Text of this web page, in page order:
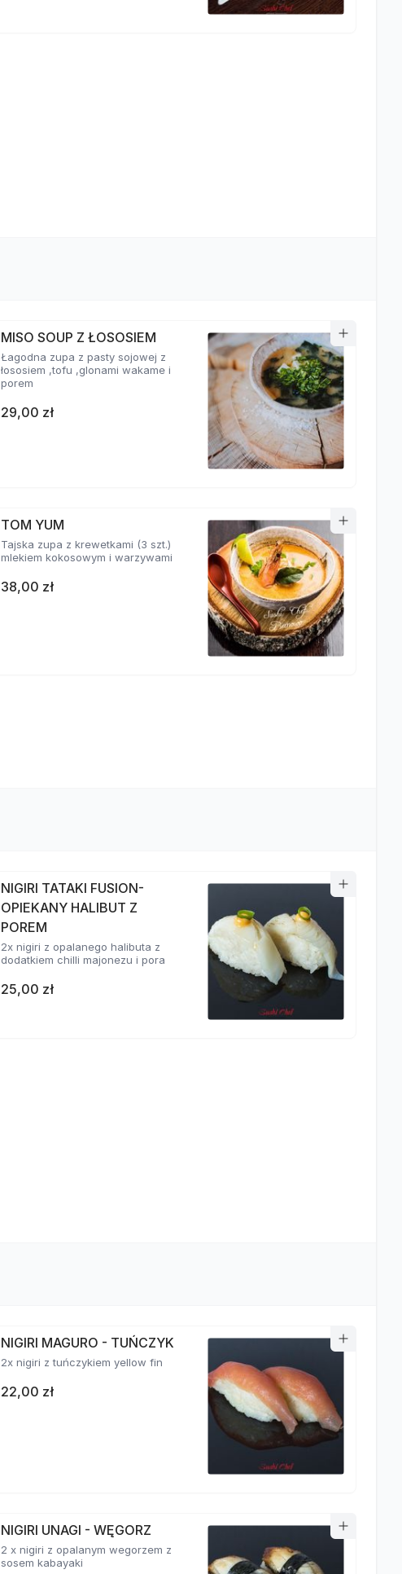
MISO SOUP Z ŁOSOSIEM
Łagodna zupa z pasty sojowej z
łososiem ,tofu ,glonami wakame i
porem
29,00 zł
TOM YUM
Tajska zupa z krewetkami (3 szt.)
mlekiem kokosowym i warzywami
38,00 zł
NIGIRI TATAKI FUSION-
OPIEKANY HALIBUT Z
POREM
2x nigiri z opalanego halibuta z
dodatkiem chilli majonezu i pora
25,00 zł
NIGIRI MAGURO - TUŃCZYK
2x nigiri z tuńczykiem yellow fin
22,00 zł
NIGIRI UNAGI - WĘGORZ
2 x nigiri z opalanym wegorzem z
sosem kabayaki